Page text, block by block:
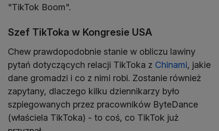
"TikTok Boom".
Szef TikToka w Kongresie USA
Chew prawdopodobnie stanie w obliczu lawiny
pytań dotyczących relacji TikToka z Chinami, jakie
dane gromadzi i co z nimi robi. Zostanie również
zapytany, dlaczego kilku dziennikarzy było
szpiegowanych przez pracowników ByteDance
(właściela TikToka) - to coś, co TikTok już